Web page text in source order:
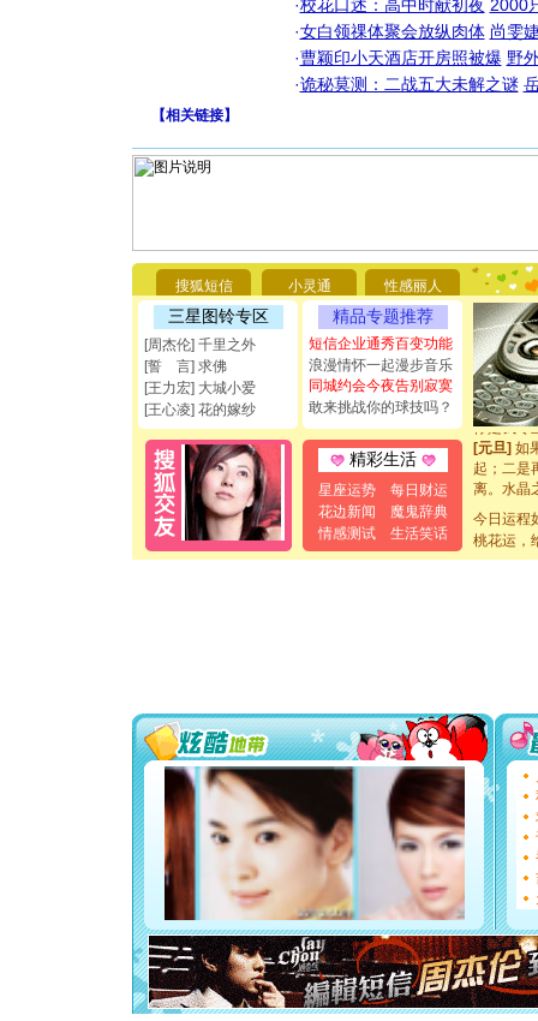
·校花口述：高中时献初夜 2000
·女白领祼体聚会放纵肉体 尚雯
·曹颖印小天酒店开房照被爆 野
·诡秘莫测：二战五大未解之谜
【相关链接】
搜狐短信 小灵通 性感丽人
三星图铃专区
[周杰伦] 千里之外
[誓 言] 求佛
[王力宏] 大城小爱
[王心凌] 花的嫁纱
精品专题推荐
短信企业通秀百变功能
浪漫情怀一起漫步音乐
同城约会今夜告别寂寞
敢来挑战你的球技吗？
精彩生活
星座运势
每日财运
花边新闻
魔鬼辞典
情感测试
生活笑话
[圣诞节]
能正大光
都要快乐
[圣诞节]
如意,快
[元旦]看
断电。爱
你是我专
[元旦] 如
起；二是
离。水晶
泣，这痛
卖了。水
[春节]风
要平安！
[圣诞节]
能正大
都要快乐
[圣诞节]
如意,快
[元旦]
看
断电。
你是我
[元旦] 如
起；二是
离。水晶
[元旦]当
泣，这痛
卖了。水
今日运程
桃花运，